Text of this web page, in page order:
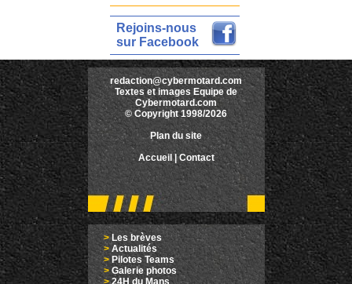
Rejoins-nous
sur Facebook
redaction@cybermotard.com
Textes et images Equipe de
Cybermotard.com
© Copyright 1998/2026
Plan du site
Accueil |Contact
>Les brèves
> Actualités
> Pilotes Teams
>Galerie photos
>24H du Mans